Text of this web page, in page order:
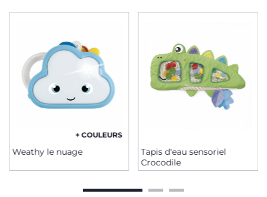
+ COULEURS
Weathy le nuage
Tapis d'eau sensoriel
Crocodile